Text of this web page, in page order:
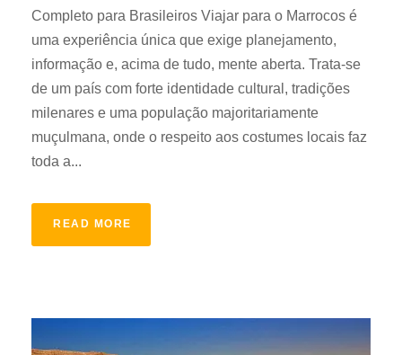
Completo para Brasileiros Viajar para o Marrocos é
uma experiência única que exige planejamento,
informação e, acima de tudo, mente aberta. Trata-se
de um país com forte identidade cultural, tradições
milenares e uma população majoritariamente
muçulmana, onde o respeito aos costumes locais faz
toda a...
READ MORE